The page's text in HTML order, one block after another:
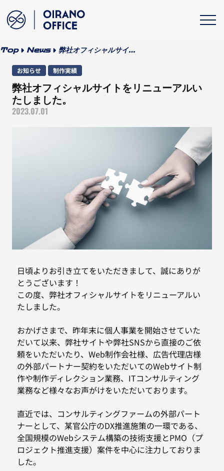
Top News
弊社オフィシャルサイト
した。
お知らせ 制作実績
弊社オフィシャルサイトをリニューアルい
たしました。
2023.07.01
日頃よりお引き立てをいただきまして、誠にありが
とうございます！
この度、弊社オフィシャルサイトをリニューアルい
たしました。
おかげさまで、昨年末に個人事業を開始させていた
だいて以来、弊社サイトや弊社SNSから直接のご依
頼をいただいたり、Web制作会社様、広告代理店様
の外部パートナー契約をいただいてのWebサイト制
作や制作ディレクション業務、ITコンサルティング
業務など様々なお声がけをいただいております。
直近では、コンサルティングファームの外部パート
ナーとして、某官公庁のDX推進施策の一環である、
全国規模のWebシステム構築の技術支援とPMO（プ
ロジェクト推進支援）案件を中心に注力しておりま
した。